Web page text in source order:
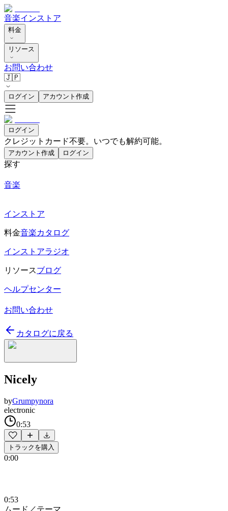
音楽インストア
料金
リソース
お問い合わせ
🇯🇵
ログイン アカウント作成
ログイン
クレジットカード不要。いつでも解約可能。
アカウント作成 ログイン
探す
音楽
インストア
料金音楽カタログ
インストアラジオ
リソースブログ
ヘルプセンター
お問い合わせ
カタログに戻る
Nicely
byGrumpynora
electronic
0:53
トラックを購入
0:00
0:53
ムード／テーマ